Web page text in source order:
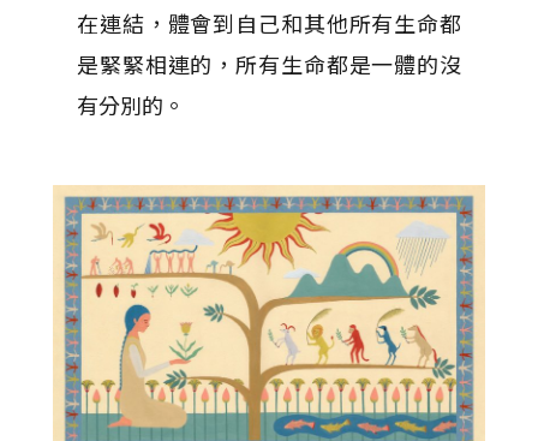
在連結，體會到自己和其他所有生命都
是緊緊相連的，所有生命都是一體的沒
有分別的。